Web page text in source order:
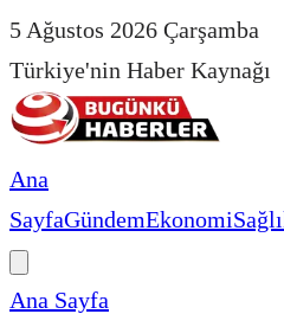
5 Ağustos 2026 Çarşamba
Türkiye'nin Haber Kaynağı
Ana
SayfaGündemEkonomi
Ana Sayfa